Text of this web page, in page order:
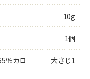
10g
1個
％カロ
大さじ1